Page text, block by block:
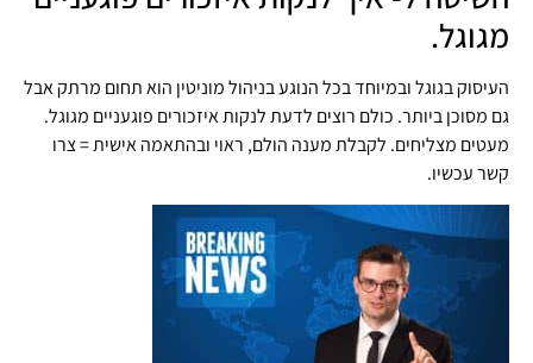
מגוגל.
העיסוק בגוגל ובמיוחד בכל הנוגע בניהול מוניטין הוא תחום מרתק אבל
גם מסוכן ביותר. כולם רוצים לדעת לנקות איזכורים פוגעניים מגוגל.
מעטים מצליחים. לקבלת מענה הולם, ראוי ובהתאמה אישית = צרו
קשר עכשיו.